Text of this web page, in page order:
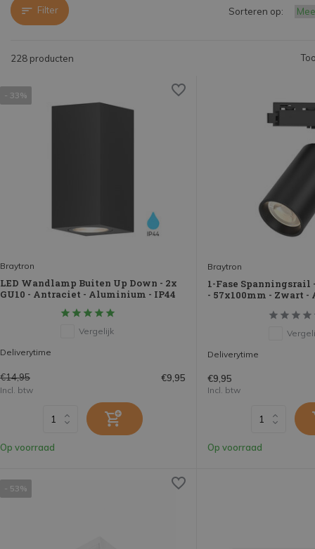
Filter
228 producten
Sorteren op:
- 33%
Braytron
LED Wandlamp Buiten Up Down - 2x
GU10 - Antraciet - Aluminium - IP44
Vergelijk
Deliverytime
€14,95 €9,95
Incl. btw
Op voorraad
Braytron
1-Fase Spanningsrail
- 57x100mm - Zwart
Deliverytime
€9,95
Incl. btw
Op voorraad
- 53%